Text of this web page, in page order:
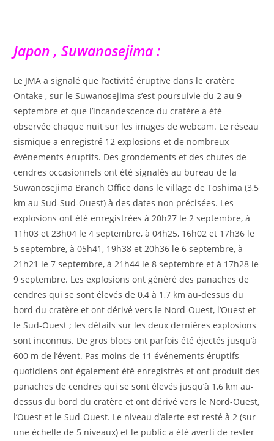
Japon , Suwanosejima :
Le JMA a signalé que l’activité éruptive dans le cratère
Ontake , sur le Suwanosejima s’est poursuivie du 2 au 9
septembre et que l’incandescence du cratère a été
observée chaque nuit sur les images de webcam. Le réseau
sismique a enregistré 12 explosions et de nombreux
événements éruptifs. Des grondements et des chutes de
cendres occasionnels ont été signalés au bureau de la
Suwanosejima Branch Office dans le village de Toshima (3,5
km au Sud-Sud-Ouest) à des dates non précisées. Les
explosions ont été enregistrées à 20h27 le 2 septembre, à
11h03 et 23h04 le 4 septembre, à 04h25, 16h02 et 17h36 le
5 septembre, à 05h41, 19h38 et 20h36 le 6 septembre, à
21h21 le 7 septembre, à 21h44 le 8 septembre et à 17h28 le
9 septembre. Les explosions ont généré des panaches de
cendres qui se sont élevés de 0,4 à 1,7 km au-dessus du
bord du cratère et ont dérivé vers le Nord-Ouest, l’Ouest et
le Sud-Ouest ; les détails sur les deux dernières explosions
sont inconnus. De gros blocs ont parfois été éjectés jusqu’à
600 m de l’évent. Pas moins de 11 événements éruptifs
quotidiens ont également été enregistrés et ont produit des
panaches de cendres qui se sont élevés jusqu’à 1,6 km au-
dessus du bord du cratère et ont dérivé vers le Nord-Ouest,
l’Ouest et le Sud-Ouest. Le niveau d’alerte est resté à 2 (sur
une échelle de 5 niveaux) et le public a été averti de rester